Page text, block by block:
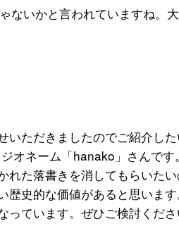
ないかと言われていますね。
ただきましたのでご紹介し
オネーム「hanako」さんで
た落書きを消してもらいた
史的な価値があると思いま
ています。ぜひご検討くだ